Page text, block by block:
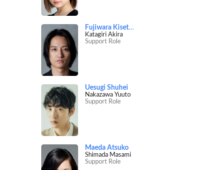
Fujiwara Kisetsu
Katagiri Akira
Support Role
Uesugi Shuhei
Nakazawa Yuuto
Support Role
Maeda Atsuko
Shimada Masami
Support Role